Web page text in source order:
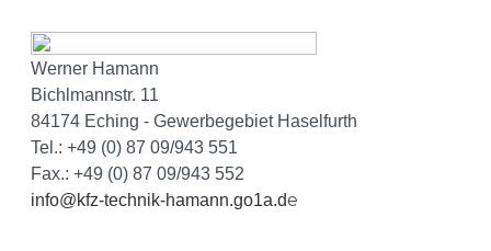
Werner Hamann
Bichlmannstr. 11
84174 Eching - Gewerbegebiet Haselfurth
Tel.: +49 (0) 87 09/943 551
Fax.: +49 (0) 87 09/943 552
info@kfz-technik-hamann.go1a.de